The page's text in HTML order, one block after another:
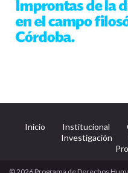
Inicio Institucional
Investigación